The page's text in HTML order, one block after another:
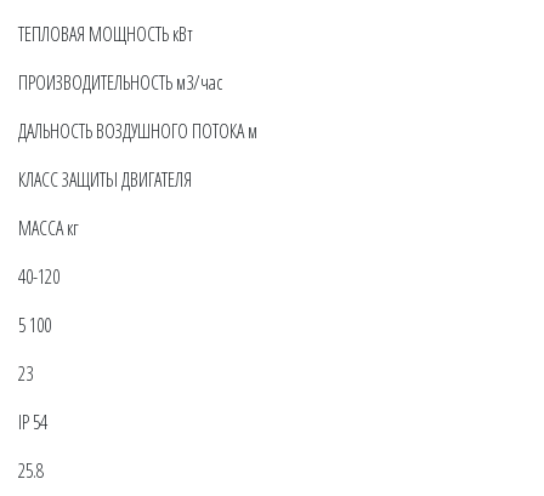
ТЕПЛОВАЯ МОЩНОСТЬ кВт
ПРОИЗВОДИТЕЛЬНОСТЬ м3/час
ДАЛЬНОСТЬ ВОЗДУШНОГО ПОТОКА м
КЛАСС ЗАЩИТЫ ДВИГАТЕЛЯ
МАССА кг
40-120
5 100
23
IP 54
25.8